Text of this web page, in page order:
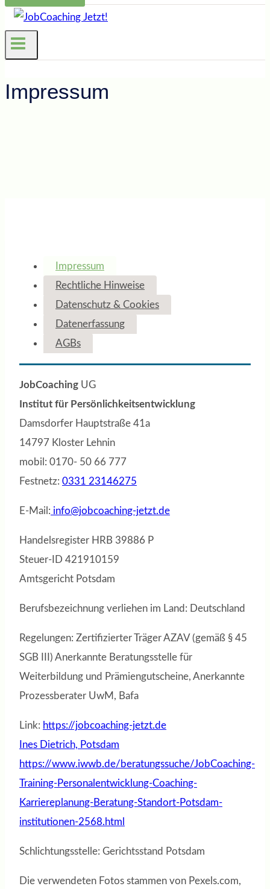
Impressum
Impressum
Rechtliche Hinweise
Datenschutz & Cookies
Datenerfassung
AGBs
JobCoaching UG
Institut für Persönlichkeitsentwicklung
Damsdorfer Hauptstraße 41a
14797 Kloster Lehnin
mobil: 0170- 50 66 777
Festnetz: 0331 23146275
E-Mail: info@jobcoaching-jetzt.de
Handelsregister HRB 39886 P
Steuer-ID 421910159
Amtsgericht Potsdam
Berufsbezeichnung verliehen im Land: Deutschland
Regelungen: Zertifizierter Träger AZAV (gemäß § 45
SGB III) Anerkannte Beratungsstelle für
Weiterbildung und Prämiengutscheine, Anerkannte
Prozessberater UwM, Bafa
Link: https://jobcoaching-jetzt.de
Ines Dietrich, Potsdam
https://www.iwwb.de/beratungssuche/JobCoaching-
Training-Personalentwicklung-Coaching-
Karriereplanung-Beratung-Standort-Potsdam-
institutionen-2568.html
Schlichtungsstelle: Gerichtsstand Potsdam
Die verwendeten Fotos stammen von Pexels.com,